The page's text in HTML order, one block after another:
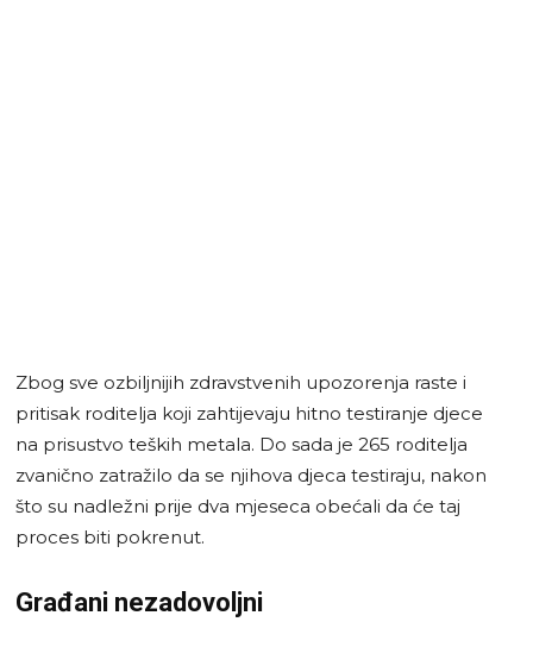
Zbog sve ozbiljnijih zdravstvenih upozorenja raste i
pritisak roditelja koji zahtijevaju hitno testiranje djece
na prisustvo teških metala. Do sada je 265 roditelja
zvanično zatražilo da se njihova djeca testiraju, nakon
što su nadležni prije dva mjeseca obećali da će taj
proces biti pokrenut.
Građani nezadovoljni